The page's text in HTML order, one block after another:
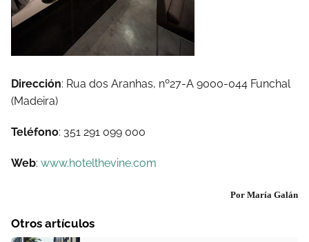
Dirección: Rua dos Aranhas, nº27-A 9000-044 Funchal
(Madeira)
Teléfono: 351 291 099 000
Web: www.hotelthevine.com
Por María Galán
Otros artículos